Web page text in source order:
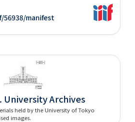
manifest
University Archives
held by the University of Tokyo
images.